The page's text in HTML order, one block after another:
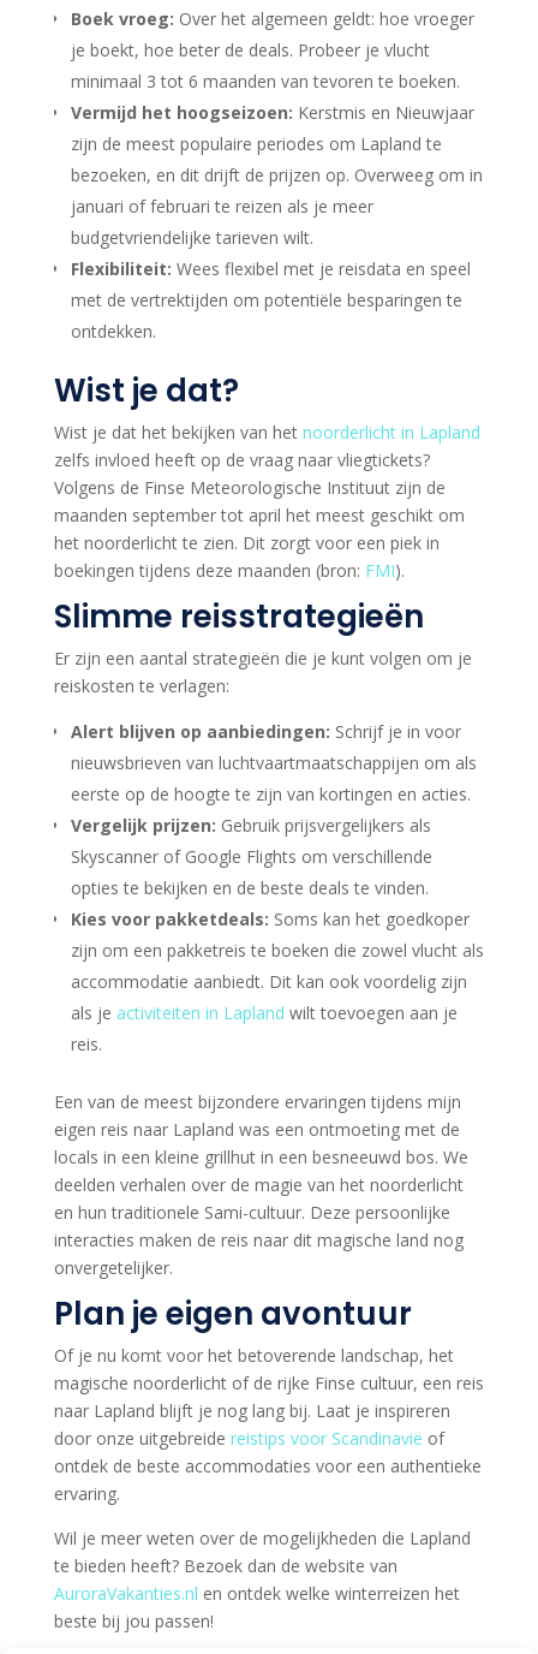
Boek vroeg: Over het algemeen geldt: hoe vroeger
je boekt, hoe beter de deals. Probeer je vlucht
minimaal 3 tot 6 maanden van tevoren te boeken.
Vermijd het hoogseizoen: Kerstmis en Nieuwjaar
zijn de meest populaire periodes om Lapland te
bezoeken, en dit drijft de prijzen op. Overweeg om in
januari of februari te reizen als je meer
budgetvriendelijke tarieven wilt.
Flexibiliteit: Wees flexibel met je reisdata en speel
met de vertrektijden om potentiële besparingen te
ontdekken.
Wist je dat?
Wist je dat het bekijken van het noorderlicht in Lapland
zelfs invloed heeft op de vraag naar vliegtickets?
Volgens de Finse Meteorologische Instituut zijn de
maanden september tot april het meest geschikt om
het noorderlicht te zien. Dit zorgt voor een piek in
boekingen tijdens deze maanden (bron: FMI).
Slimme reisstrategieën
Er zijn een aantal strategieën die je kunt volgen om je
reiskosten te verlagen:
Alert blijven op aanbiedingen: Schrijf je in voor
nieuwsbrieven van luchtvaartmaatschappijen om als
eerste op de hoogte te zijn van kortingen en acties.
Vergelijk prijzen: Gebruik prijsvergelijkers als
Skyscanner of Google Flights om verschillende
opties te bekijken en de beste deals te vinden.
Kies voor pakketdeals: Soms kan het goedkoper
zijn om een pakketreis te boeken die zowel vlucht als
accommodatie aanbiedt. Dit kan ook voordelig zijn
als je activiteiten in Lapland wilt toevoegen aan je
reis.
Een van de meest bijzondere ervaringen tijdens mijn
eigen reis naar Lapland was een ontmoeting met de
locals in een kleine grillhut in een besneeuwd bos. We
deelden verhalen over de magie van het noorderlicht
en hun traditionele Sami-cultuur. Deze persoonlijke
interacties maken de reis naar dit magische land nog
onvergetelijker.
Plan je eigen avontuur
Of je nu komt voor het betoverende landschap, het
magische noorderlicht of de rijke Finse cultuur, een reis
naar Lapland blijft je nog lang bij. Laat je inspireren
door onze uitgebreide reistips voor Scandinavië of
ontdek de beste accommodaties voor een authentieke
ervaring.
Wil je meer weten over de mogelijkheden die Lapland
te bieden heeft? Bezoek dan de website van
AuroraVakanties.nl en ontdek welke winterreizen het
beste bij jou passen!